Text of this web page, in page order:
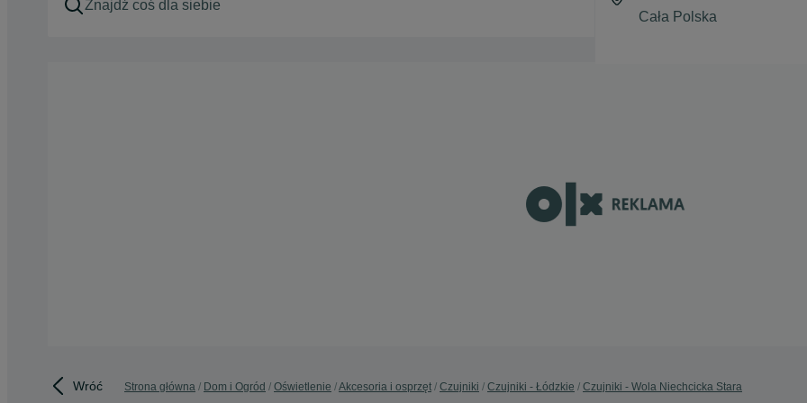
Wróć Strona główna Dom i Ogród Oświetlenie Akcesoria i osprzęt Czujniki Czujniki - Łódzkie Czujniki - Wola Niechcicka Stara